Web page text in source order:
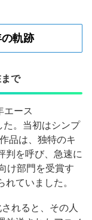
軌跡
で
エース
た。当初はシンプ
品は、独特のキ
判を呼び、急速に
け部門を受賞す
ていました。
れると、その人